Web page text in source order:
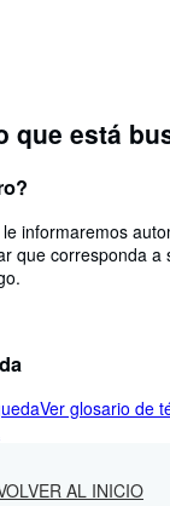
que está
informaremos
que corresponda a
Ver glosario de
AL INICIO